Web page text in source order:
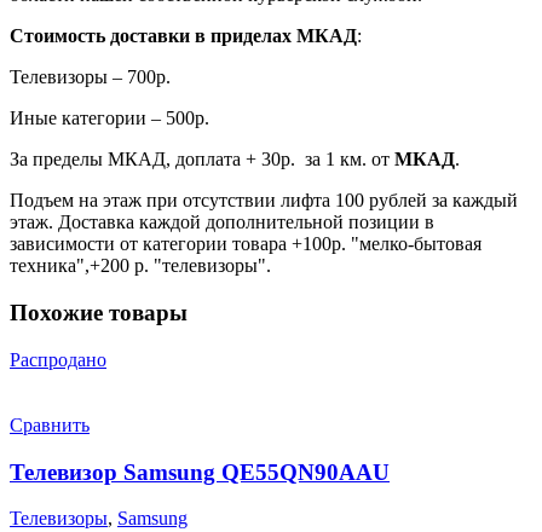
Стоимость доставки в приделах МКАД:
Телевизоры – 700р.
Иные категории – 500р.
За пределы МКАД, доплата + 30р. за 1 км. от МКАД.
Подъем на этаж при отсутствии лифта 100 рублей за каждый
этаж. Доставка каждой дополнительной позиции в
зависимости от категории товара +100р. "мелко-бытовая
техника",+200 р. "телевизоры".
Похожие товары
Распродано
Сравнить
Телевизор Samsung QE55QN90AAU
Телевизоры, Samsung